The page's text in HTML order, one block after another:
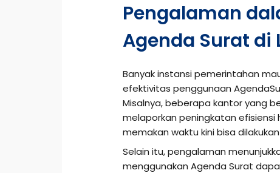
Pengalaman
Agenda Surat
Banyak instansi pemerintahan
efektivitas penggunaan
Misalnya, beberapa kantor yang
melaporkan peningkatan efisiensi
memakan waktu kini bisa
Selain itu, pengalaman
menggunakan Agenda Surat